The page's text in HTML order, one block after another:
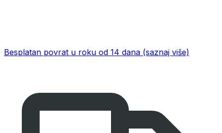
Besplatan povrat u roku od 14 dana (saznaj više)